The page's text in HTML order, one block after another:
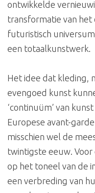
ontwikkelde
transformatie van het
futuristisch
een totaalkunstwerk.
Het idee dat kleding,
evengoed kunst
‘continuüm’ van
Europese avant-
misschien wel de
twintigste eeuw.
op het toneel van de
een verbreding van